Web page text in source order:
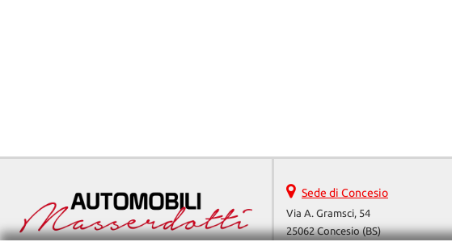
Sede di Concesio
Via A. Gramsci, 54
25062 Concesio (BS)